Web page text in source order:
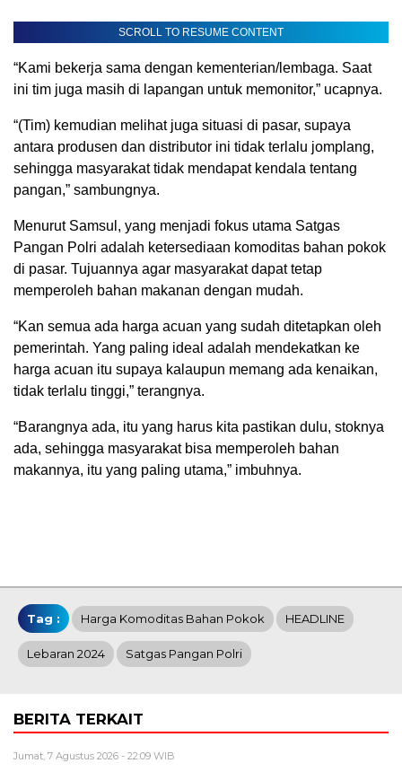
SCROLL TO RESUME CONTENT
“Kami bekerja sama dengan kementerian/lembaga. Saat
ini tim juga masih di lapangan untuk memonitor,” ucapnya.
“(Tim) kemudian melihat juga situasi di pasar, supaya
antara produsen dan distributor ini tidak terlalu jomplang,
sehingga masyarakat tidak mendapat kendala tentang
pangan,” sambungnya.
Menurut Samsul, yang menjadi fokus utama Satgas
Pangan Polri adalah ketersediaan komoditas bahan pokok
di pasar. Tujuannya agar masyarakat dapat tetap
memperoleh bahan makanan dengan mudah.
“Kan semua ada harga acuan yang sudah ditetapkan oleh
pemerintah. Yang paling ideal adalah mendekatkan ke
harga acuan itu supaya kalaupun memang ada kenaikan,
tidak terlalu tinggi,” terangnya.
“Barangnya ada, itu yang harus kita pastikan dulu, stoknya
ada, sehingga masyarakat bisa memperoleh bahan
makannya, itu yang paling utama,” imbuhnya.
Tag : Harga Komoditas Bahan Pokok HEADLINE
Lebaran 2024 Satgas Pangan Polri
BERITA TERKAIT
Jumat, 7 Agustus 2026 - 22:09 WIB